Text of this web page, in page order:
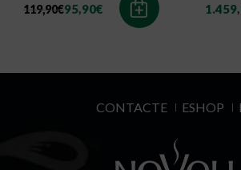
119,90€
El
95,90€
El
CONTACTE ESHOP